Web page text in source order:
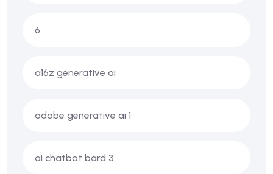
6
a16z generative ai
adobe generative ai 1
ai chatbot bard 3